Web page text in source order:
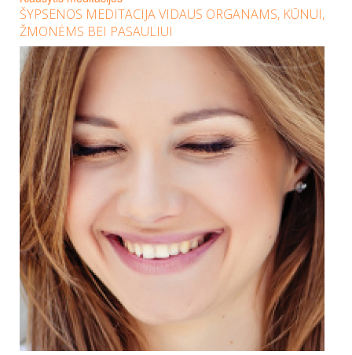
ŠYPSENOS MEDITACIJA VIDAUS ORGANAMS, KŪNUI,
ŽMONĖMS BEI PASAULIUI